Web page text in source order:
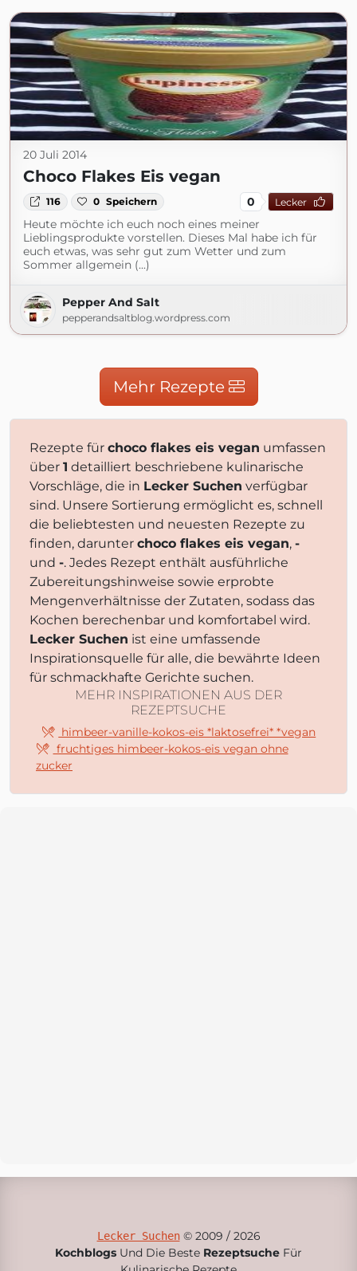
20 Juli 2014
Choco Flakes Eis vegan
116 0 Speichern 0 Lecker
Heute möchte ich euch noch eines meiner
Lieblingsprodukte vorstellen. Dieses Mal habe ich für
euch etwas, was sehr gut zum Wetter und zum
Sommer allgemein (...)
Pepper And Salt
pepperandsaltblog.wordpress.com
Mehr Rezepte
Rezepte für choco flakes eis vegan umfassen
über 1 detailliert beschriebene kulinarische
Vorschläge, die in Lecker Suchen verfügbar
sind. Unsere Sortierung ermöglicht es, schnell
die beliebtesten und neuesten Rezepte zu
finden, darunter choco flakes eis vegan, -
und -. Jedes Rezept enthält ausführliche
Zubereitungshinweise sowie erprobte
Mengenverhältnisse der Zutaten, sodass das
Kochen berechenbar und komfortabel wird.
Lecker Suchen ist eine umfassende
Inspirationsquelle für alle, die bewährte Ideen
für schmackhafte Gerichte suchen.
MEHR INSPIRATIONEN AUS DER
REZEPTSUCHE
himbeer-vanille-kokos-eis *laktosefrei* *vegan
fruchtiges himbeer-kokos-eis vegan ohne
zucker
Lecker Suchen© 2009 / 2026
Kochblogs Und Die Beste Rezeptsuche Für